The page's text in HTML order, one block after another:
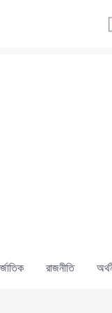
রাজনীতি